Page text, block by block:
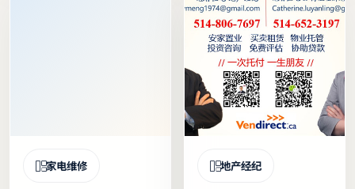
家电维修 地产经纪